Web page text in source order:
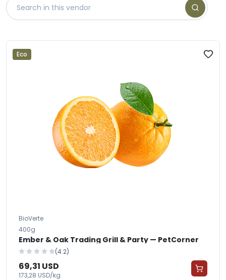
Eco
BioVerte
400g
Ember & Oak Trading Grill & Party — PetCorner
(4.2)
69,31 USD
173,28 USD/kg